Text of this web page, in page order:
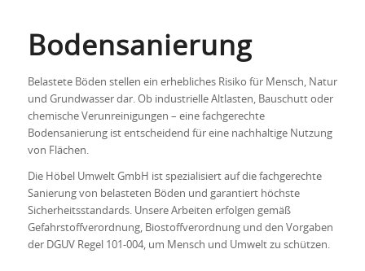
Bodensanierung
Belastete Böden stellen ein erhebliches Risiko für Mensch, Natur
und Grundwasser dar. Ob industrielle Altlasten, Bauschutt oder
chemische Verunreinigungen – eine fachgerechte
Bodensanierung ist entscheidend für eine nachhaltige Nutzung
von Flächen.
Die Höbel Umwelt GmbH ist spezialisiert auf die fachgerechte
Sanierung von belasteten Böden und garantiert höchste
Sicherheitsstandards. Unsere Arbeiten erfolgen gemäß
Gefahrstoffverordnung, Biostoffverordnung und den Vorgaben
der DGUV Regel 101-004, um Mensch und Umwelt zu schützen.